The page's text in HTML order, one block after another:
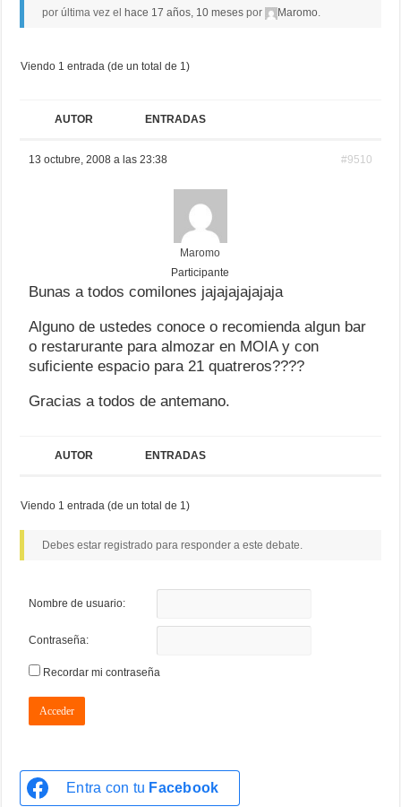
por última vez el
hace 17 años, 10 mesespor Maromo.
Viendo 1 entrada (de un total de 1)
AUTOR ENTRADAS
13 octubre, 2008 a las 23:38 #9510
Maromo
Participante
Bunas a todos comilones jajajajajajaja
Alguno de ustedes conoce o recomienda algun bar
o restarurante para almozar en MOIA y con
suficiente espacio para 21 quatreros????
Gracias a todos de antemano.
AUTOR ENTRADAS
Viendo 1 entrada (de un total de 1)
Debes estar registrado para responder a este debate.
Nombre de usuario:
Contraseña:
Recordar mi contraseña
Acceder
Entra con tu Facebook